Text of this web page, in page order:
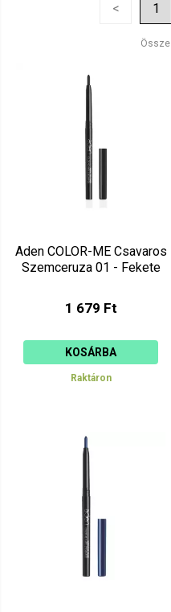
< 1
Aden COLOR-ME Csavaros
Szemceruza 01 - Fekete
1 679 Ft
KOSÁRBA
Raktáron